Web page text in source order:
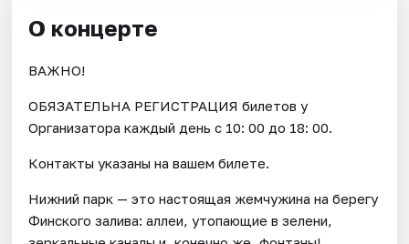
О концерте
ВАЖНО!
ОБЯЗАТЕЛЬНА РЕГИСТРАЦИЯ билетов у
Организатора каждый день c 10: 00 до 18: 00.
Контакты указаны на вашем билете.
Нижний парк — это настоящая жемчужина на берегу
Финского залива: аллеи, утопающие в зелени,